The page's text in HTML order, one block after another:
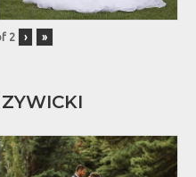
2 › »